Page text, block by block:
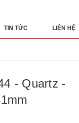
TIN TỨC LIÊN HỆ
- Quartz -